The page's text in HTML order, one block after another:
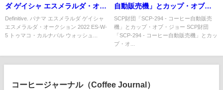
ダ ゲイシャ エスメラルダ・オー
クション 2022 ES-W-5 トゥマ
コ・カルナバル ウォッシュト
Definitive. パナマ エスメラルダ ゲイシャ
エスメラルダ・オークション 2022 ES-W-
5 トゥマコ・カルナバル ウォッシュ...
自動販売機」とカップ・オブ・
ジョー
SCP財団「SCP-294 - コーヒー自動販売
機」とカップ・オブ・ジョー SCP財団
「SCP-294 - コーヒー自動販売機」とカッ
プ・オ...
コーヒージャーナル（Coffee Journal）